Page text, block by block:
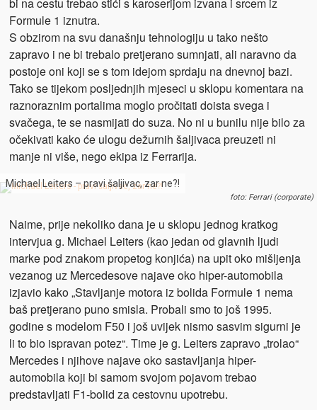
bi na cestu trebao stići s karoserijom izvana i srcem iz
Formule 1 iznutra.
S obzirom na svu današnju tehnologiju u tako nešto
zapravo i ne bi trebalo pretjerano sumnjati, ali naravno da
postoje oni koji se s tom idejom sprdaju na dnevnoj bazi.
Tako se tijekom posljednjih mjeseci u sklopu komentara na
raznoraznim portalima moglo pročitati doista svega i
svačega, te se nasmijati do suza. No ni u bunilu nije bilo za
očekivati kako će ulogu dežurnih šaljivaca preuzeti ni
manje ni više, nego ekipa iz Ferrarija.
Michael Leiters – pravi šaljivac, zar ne?!
foto: Ferrari (corporate)
Naime, prije nekoliko dana je u sklopu jednog kratkog
intervjua g. Michael Leiters (kao jedan od glavnih ljudi
marke pod znakom propetog konjića) na upit oko mišljenja
vezanog uz Mercedesove najave oko hiper-automobila
izjavio kako „Stavljanje motora iz bolida Formule 1 nema
baš pretjerano puno smisla. Probali smo to još 1995.
godine s modelom F50 i još uvijek nismo sasvim sigurni je
li to bio ispravan potez“. Time je g. Leiters zapravo „trolao“
Mercedes i njihove najave oko sastavljanja hiper-
automobila koji bi samom svojom pojavom trebao
predstavljati F1-bolid za cestovnu upotrebu.